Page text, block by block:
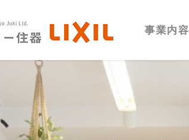
事業内容